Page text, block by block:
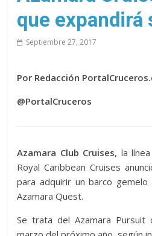
en
un
solo
que expandirá
Septiembre 27, 2017
Por Redacción
@PortalCruceros
Azamara Club Cruises, la
Royal Caribbean Cruises
para adquirir un barco gemelo
Azamara Quest.
Se trata del Azamara Pursuit